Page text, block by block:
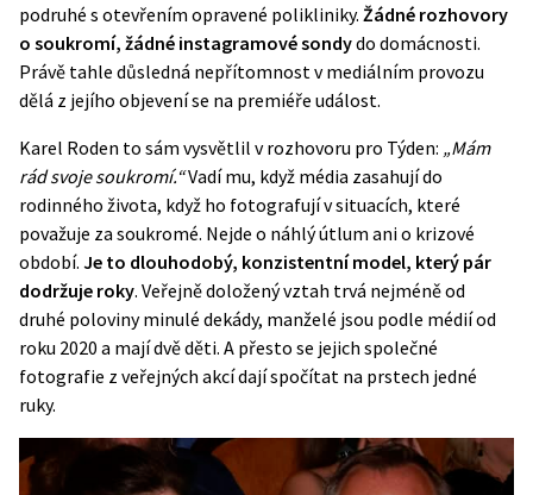
podruhé s otevřením opravené polikliniky. Žádné rozhovory
o soukromí, žádné instagramové sondydo domácnosti.
Právě tahle důsledná nepřítomnost v mediálním provozu
dělá z jejího objevení se na premiéře událost.
Karel Roden to sám vysvětlil v rozhovoru pro Týden: „Mám
rád svoje soukromí.“Vadí mu, když média zasahují do
rodinného života, když ho fotografují v situacích, které
považuje za soukromé. Nejde o náhlý útlum ani o krizové
období. Je to dlouhodobý, konzistentní model, který pár
dodržuje roky. Veřejně doložený vztah trvá nejméně od
druhé poloviny minulé dekády, manželé jsou podle médií od
roku 2020 a mají dvě děti. A přesto se jejich společné
fotografie z veřejných akcí dají spočítat na prstech jedné
ruky.